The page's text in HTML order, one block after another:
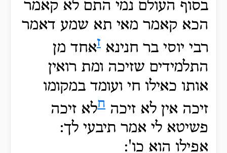
בסוף העולם נמי התם לא קאמר
הכא קאמר מאי תא שמע דאמר
רבי יוסי בר חנינא זאחד מן
התלמידים שזיכה ומת רואין
אותו כאילו חי ועומד במקומו
זיכה אין לא זיכה חלא זיכה
פשיטא לי אמר תיבעי לך:
אפילו הוא כו':